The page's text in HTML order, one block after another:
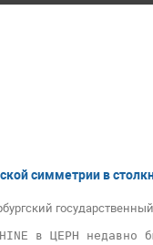
симметрии в
в ЦЕРН недавно